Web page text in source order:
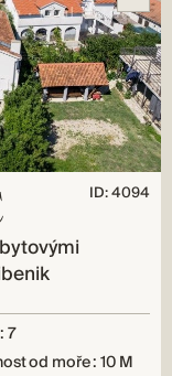
ID: 4094
7
od moře : 10 M